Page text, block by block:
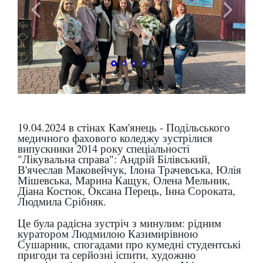
19.04.2024 в стінах Кам'янець - Подільського
медичного фахового коледжу зустрілися
випускники 2014 року спеціальності
"Лікувальна справа": Андрій Білівський,
В'ячеслав Маковейчук, Ілона Трачевська, Юлія
Мішевська, Марина Кащук, Олена Мельник,
Діана Костюк, Оксана Перець, Інна Сороката,
Людмила Срібняк.
Це була радісна зустріч з минулим: рідним
куратором Людмилою Казимирівною
Сушарник, спогадами про кумедні студентські
пригоди та серйозні іспити, художню